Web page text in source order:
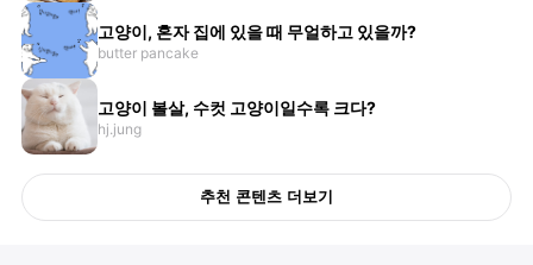
고양이, 혼자 집에 있을 때 무얼하고 있을까?
butter pancake
고양이 볼살, 수컷 고양이일수록 크다?
hj.jung
추천 콘텐츠 더보기